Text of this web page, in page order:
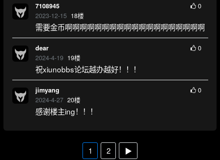
7108945
2023-12-15 18楼
0
需要金币啊啊啊啊啊啊啊啊啊啊啊啊啊啊啊啊啊啊啊
dear
2024-4-19 19楼
0
祝xiunobbs论坛越办越好！！！
jimyang
2024-4-27 20楼
0
感谢楼主ing！！！
1 2 ▶